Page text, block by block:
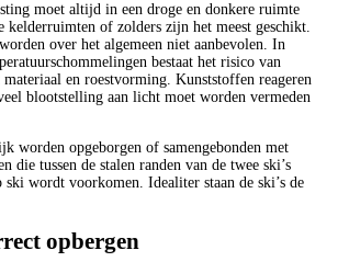
moet altijd in een droge en donkere ruimte
kelderruimten of zolders zijn het meest geschikt.
over het algemeen niet aanbevolen. In
bestaat het risico van
en roestvorming. Kunststoffen reageren
blootstelling aan licht moet worden vermeden
worden opgeborgen of samengebonden met
die tussen de stalen randen van de twee ski’s
wordt voorkomen. Idealiter staan de ski’s de
opbergen